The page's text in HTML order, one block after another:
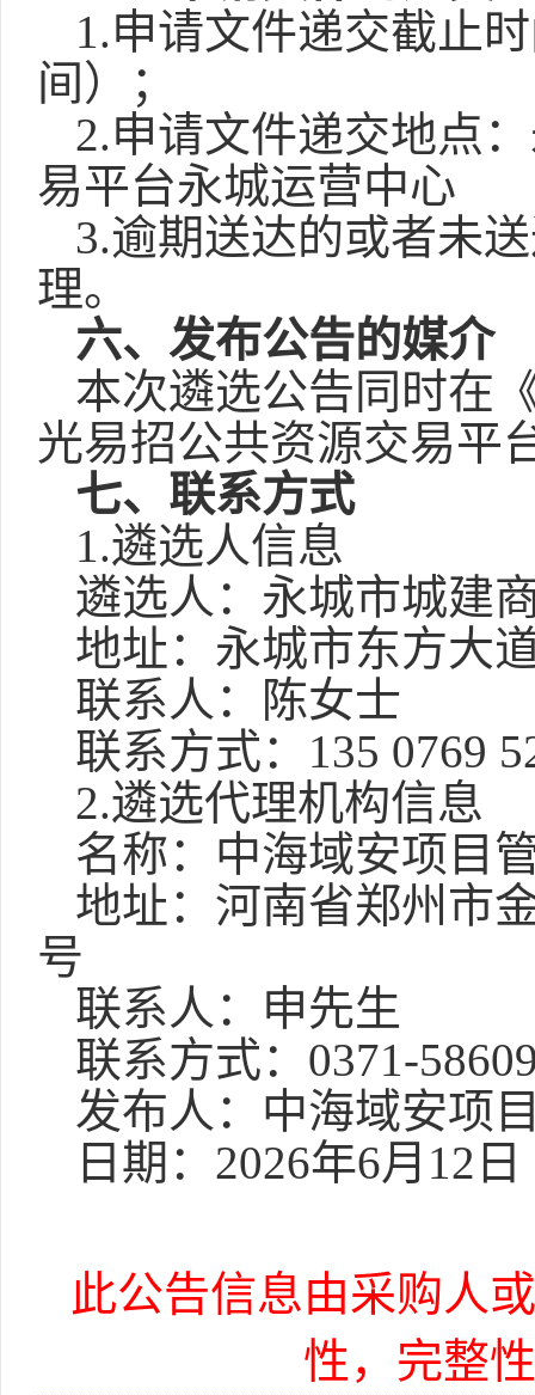
1.申请文件递交截止
间）；
2.申请文件递交地点 ：
易平台永城运营中心
3.逾期送达的或者未
理。
六、发布公告的媒介
本次遴选公告同时在
光易招公共资源交易平
七、联系方式
1.遴选人信息
遴选人： 永城市城建
地址：永城市东方大
联系人：
陈女士
联系方式： 135 0769
2.遴选代理机构信息
名称： 中海域安项目
地址： 河南省郑州市
号
联系人： 申先生
联系方式： 0371-
发布人： 中海域安项
日期：2026年6月12日
此公告信息由采购人
性，完整